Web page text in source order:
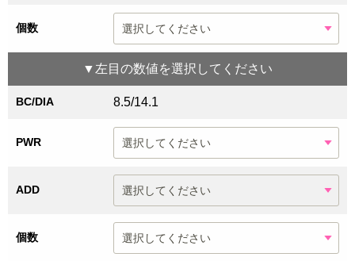
個数
▼ 左目 の数値を選択してください
BC/DIA 8.5/14.1
PWR
ADD
個数